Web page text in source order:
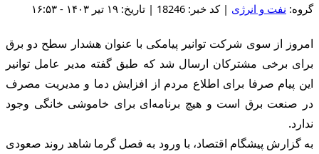
گروه: نفت و انرژی | کد خبر: 18246 | تاریخ: ۱۹ تیر ۱۴۰۳ - ۱۶:۵۳
امروز از سوی شرکت توانیر پیامکی با عنوان هشدار سطح دو برق
برای برخی مشترکان ارسال شد که طبق گفته مدیر عامل توانیر
این پیام صرفا برای اطلاع مردم از افزایش دما و مدیریت مصرف
در صنعت برق است و هیچ برنامه‌ای برای خاموشی خانگی وجود
ندارد.
به‌ گزارش پیشگام اقتصاد، با ورود به فصل گرما شاهد روند صعودی